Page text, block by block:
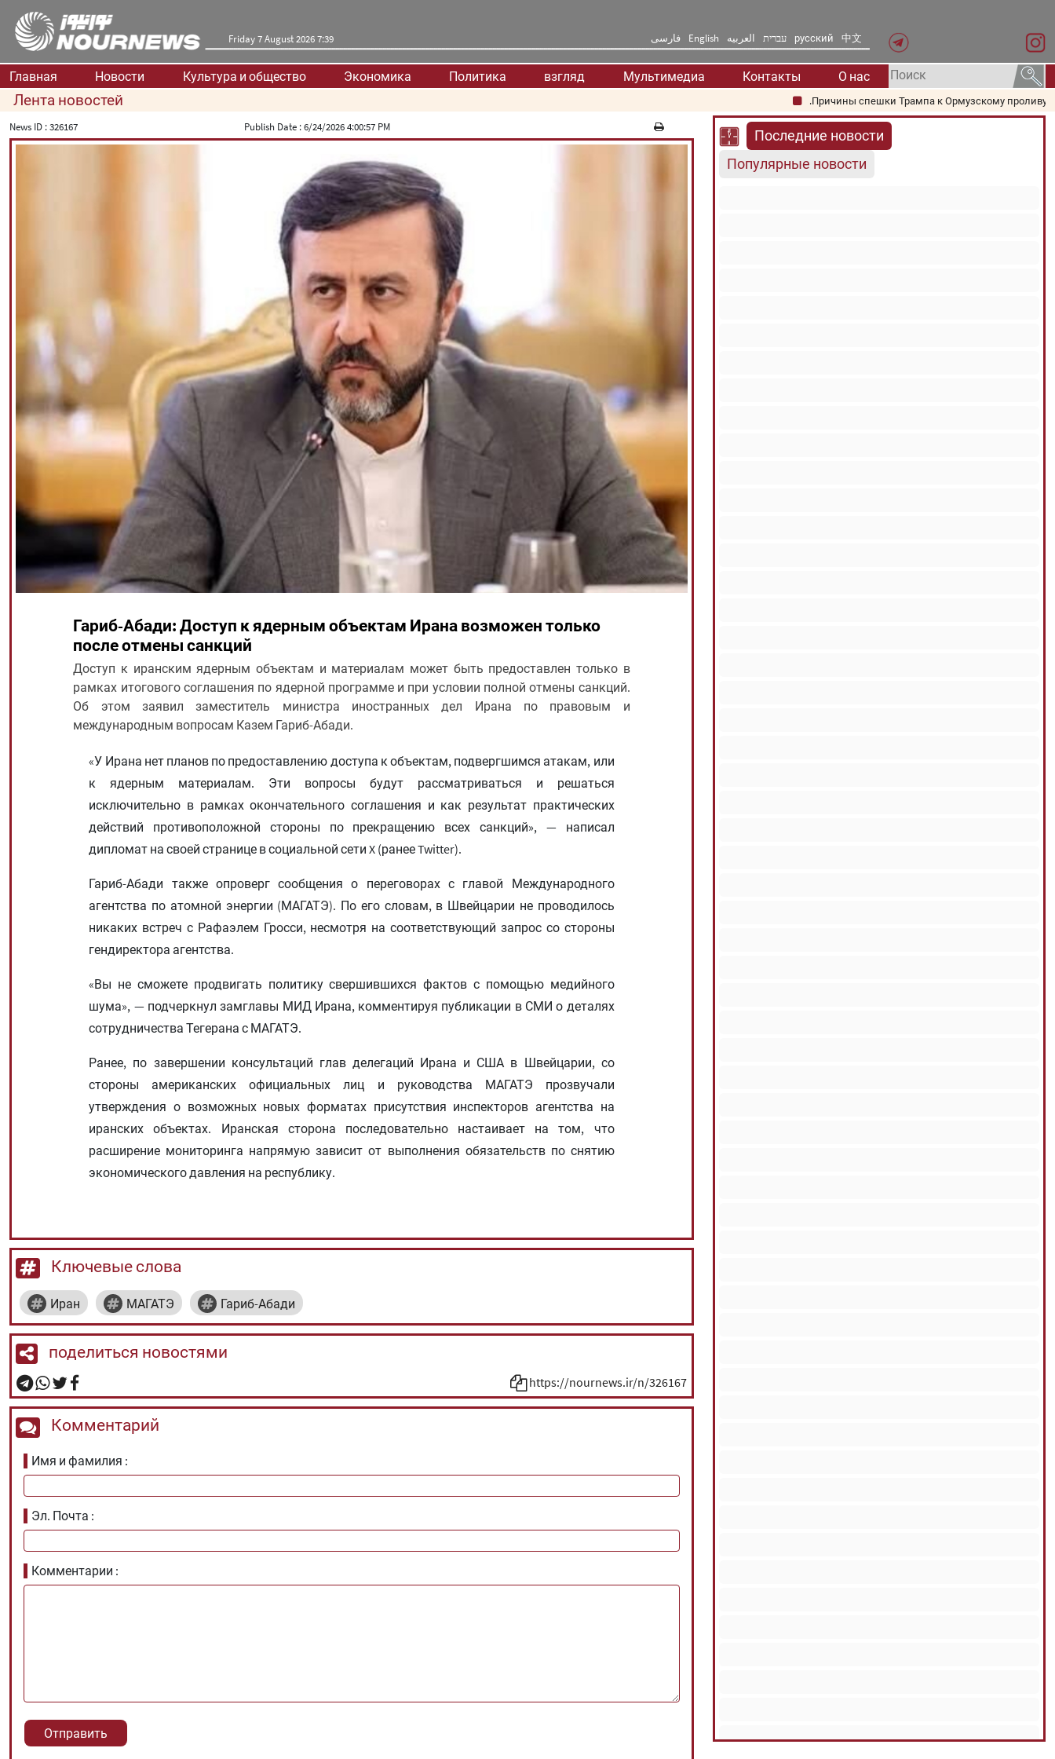
Friday 7 August 2026 7:39 فارسی English العربیه עברית русский 中文
Главная Новости Культура и общество Экономика Политика взгляд Мультимедиа Контакты О нас
Лента новостей
Причины спешки Трампа к Ормузскому проливу:
News ID :326167 Publish Date :6/24/2026 4:00:57 PM
Гариб-Абади: Доступ к ядерным объектам Ирана возможен только
после отмены санкций
Доступ к иранским ядерным объектам и материалам может быть предоставлен только в
рамках итогового соглашения по ядерной программе и при условии полной отмены санкций.
Об этом заявил заместитель министра иностранных дел Ирана по правовым и
международным вопросам Казем Гариб-Абади.
«У Ирана нет планов по предоставлению доступа к объектам, подвергшимся атакам, или
к ядерным материалам. Эти вопросы будут рассматриваться и решаться
исключительно в рамках окончательного соглашения и как результат практических
действий противоположной стороны по прекращению всех санкций», — написал
дипломат на своей странице в социальной сети X (ранее Twitter).
Гариб-Абади также опроверг сообщения о переговорах с главой Международного
агентства по атомной энергии (МАГАТЭ). По его словам, в Швейцарии не проводилось
никаких встреч с Рафаэлем Гросси, несмотря на соответствующий запрос со стороны
гендиректора агентства.
«Вы не сможете продвигать политику свершившихся фактов с помощью медийного
шума», — подчеркнул замглавы МИД Ирана, комментируя публикации в СМИ о деталях
сотрудничества Тегерана с МАГАТЭ.
Ранее, по завершении консультаций глав делегаций Ирана и США в Швейцарии, со
стороны американских официальных лиц и руководства МАГАТЭ прозвучали
утверждения о возможных новых форматах присутствия инспекторов агентства на
иранских объектах. Иранская сторона последовательно настаивает на том, что
расширение мониторинга напрямую зависит от выполнения обязательств по снятию
экономического давления на республику.
Ключевые слова
Иран МАГАТЭ Гариб-Абади
поделиться новостями
https://nournews.ir/n/326167
Комментарий
Имя и фамилия
Эл. Почта
Комментарии
Последние новости
Популярные новости